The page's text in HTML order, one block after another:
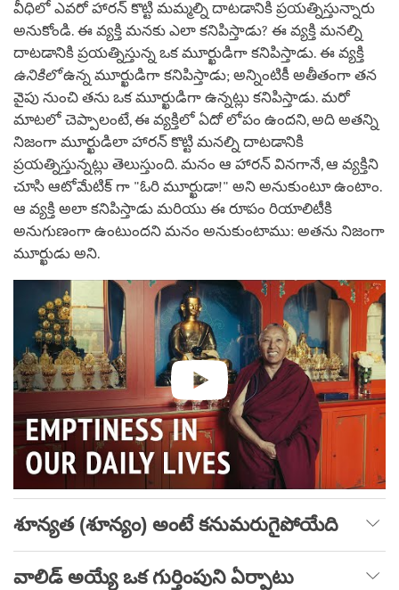
వీధిలో ఎవరో హారన్ కొట్టి మమ్మల్ని దాటడానికి ప్రయత్నిస్తున్నారు
అనుకోండి. ఈ వ్యక్తి మనకు ఎలా కనిపిస్తాడు? ఈ వ్యక్తి మనల్ని
దాటడానికి ప్రయత్నిస్తున్న ఒక మూర్ఖుడిగా కనిపిస్తాడు. ఈ వ్యక్తి
ఉనికిలోఉన్న మూర్ఖుడిగా కనిపిస్తాడు; అన్నింటికీ అతీతంగా తన
వైపు నుంచి తను ఒక మూర్ఖుడిగా ఉన్నట్లు కనిపిస్తాడు. మరో
మాటలో చెప్పాలంటే, ఈ వ్యక్తిలో ఏదో లోపం ఉందని, అది అతన్ని
నిజంగా మూర్ఖుడిలా హారన్ కొట్టి మనల్ని దాటడానికి
ప్రయత్నిస్తున్నట్లు తెలుస్తుంది. మనం ఆ హారన్ వినగానే, ఆ వ్యక్తిని
చూసి ఆటోమేటిక్ గా "ఓరి మూర్ఖుడా!" అని అనుకుంటూ ఉంటాం.
ఆ వ్యక్తి అలా కనిపిస్తాడు మరియు ఈ రూపం రియాలిటీకి
అనుగుణంగా ఉంటుందని మనం అనుకుంటాము: అతను నిజంగా
మూర్ఖుడు అని.
శూన్యత (శూన్యం) అంటే కనుమరుగైపోయేది
వాలిడ్ అయ్యే ఒక గుర్తింపుని ఏర్పాటు